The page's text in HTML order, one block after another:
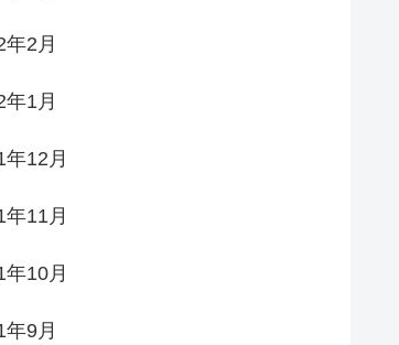
年2月
年1月
年12月
年11月
年10月
年9月